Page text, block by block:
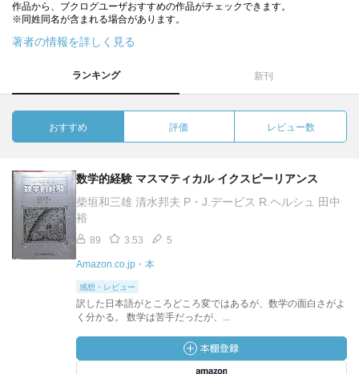
作品から、ブクログユーザおすすめの作品がチェックできます。
※同姓同名が含まれる場合があります。
著者の情報を詳しく見る
ランキング 新刊
おすすめ 評価 レビュー数
数学的経験 マスマティカル イクスピーリアンス
柴垣和三雄 清水邦夫 P・J.デービス R.ヘルシュ 田中
裕
89 3.53 5
Amazon.co.jp・本
感想・レビュー
訳した日本語がところどころ変ではあるが、数学の面白さがよ
く分かる。 数学は苦手だったが、...